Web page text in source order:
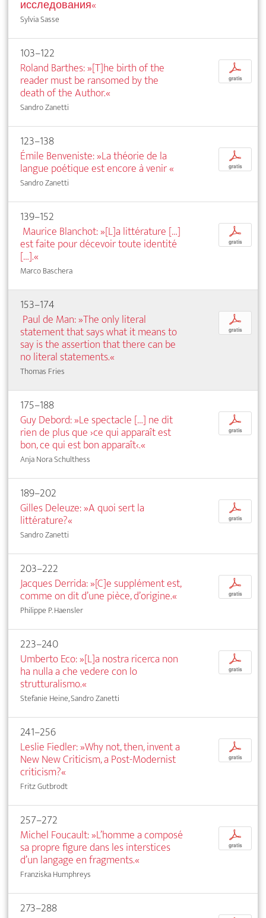
исследования«
Sylvia Sasse
103–122
Roland Barthes: »[T]he birth of the
reader must be ransomed by the
death of the Author.«
Sandro Zanetti
p
gratis
123–138
Émile Benveniste: »La théorie de la
langue poétique est encore à venir«
Sandro Zanetti
p
gratis
139–152
Maurice Blanchot: »[L]a littérature […]
est faite pour décevoir toute identité
[…].«
Marco Baschera
p
gratis
153–174
Paul de Man: »The only literal
statement that says what it means to
say is the assertion that there can be
no literal statements.«
Thomas Fries
p
gratis
175–188
Guy Debord: »Le spectacle […] ne dit
rien de plus que ›ce qui apparaît est
bon, ce qui est bon apparaît‹.«
Anja Nora Schulthess
p
gratis
189–202
Gilles Deleuze: »A quoi sert la
littérature?«
Sandro Zanetti
p
gratis
203–222
Jacques Derrida: »[C]e supplément est,
comme on dit d’une pièce, d’origine.«
Philippe P. Haensler
p
gratis
223–240
Umberto Eco: »[L]a nostra ricerca non
ha nulla a che vedere con lo
strutturalismo.«
Stefanie Heine, Sandro Zanetti
p
gratis
241–256
Leslie Fiedler: »Why not, then, invent a
New New Criticism, a Post-Modernist
criticism?«
Fritz Gutbrodt
p
gratis
257–272
Michel Foucault: »L’homme a composé
sa propre figure dans les interstices
d’un langage en fragments.«
Franziska Humphreys
p
gratis
273–288